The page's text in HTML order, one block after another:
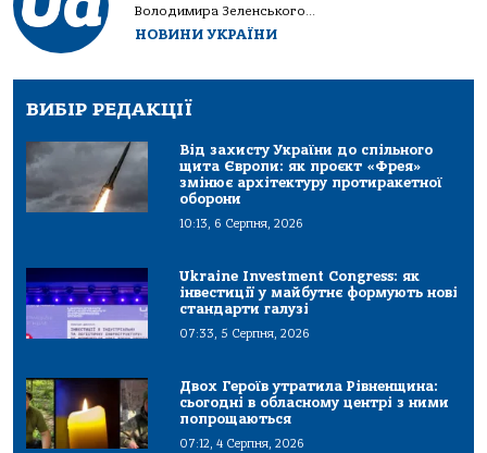
Володимира Зеленського...
НОВИНИ УКРАЇНИ
ВИБІР РЕДАКЦІЇ
Від захисту України до спільного
щита Європи: як проєкт «Фрея»
змінює архітектуру протиракетної
оборони
10:13, 6 Серпня, 2026
Ukraine Investment Congress: як
інвестиції у майбутнє формують нові
стандарти галузі
07:33, 5 Серпня, 2026
Двох Героїв утратила Рівненщина:
сьогодні в обласному центрі з ними
попрощаються
07:12, 4 Серпня, 2026